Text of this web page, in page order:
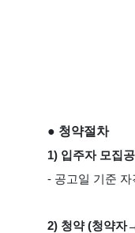
● 청약절차
1) 입주자 모집
- 공고일 기준 자
2) 청약 (청약자